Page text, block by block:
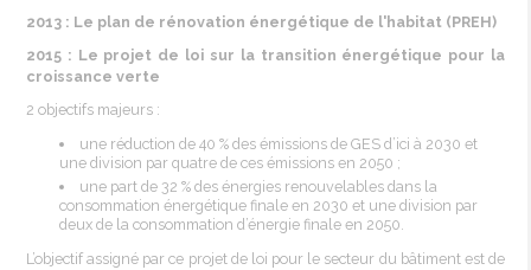
2013 : Le plan de rénovation énergétique de l'habitat (PREH)
2015 : Le projet de loi sur la transition énergétique pour la
croissance verte
2 objectifs majeurs :
une réduction de 40 % des émissions de GES d’ici à 2030 et
une division par quatre de ces émissions en 2050 ; ­
une part de 32 % des énergies renouvelables dans la
consommation énergétiquefinale en 2030 et une division par
deux de la consommation d’énergie finale en 2050.
L’objectif assigné par ce projet de loi pour le secteur du bâtiment est de